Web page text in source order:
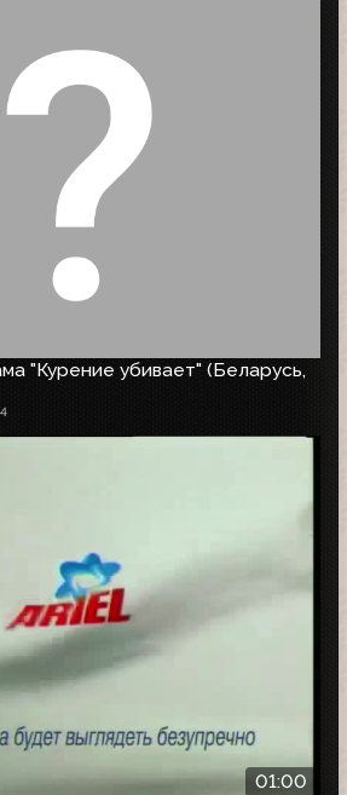
"Курение убивает" (Беларусь,
01:00